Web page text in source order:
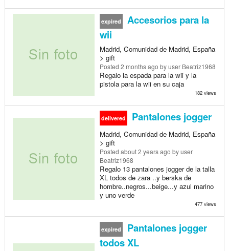
expired
Accesorios para la
wii
Madrid, Comunidad de Madrid, España
> gift
Posted 2 months ago by user Beatriz1968
Regalo la espada para la wii y la
pistola para la wii en su caja
182 views
delivered Pantalones jogger
Madrid, Comunidad de Madrid, España
> gift
Posted about 2 years ago by user
Beatriz1968
Regalo 13 pantalones jogger de la talla
XL todos de zara ..y berska de
hombre..negros...beige...y azul marino
y uno verde
477 views
expired
Pantalones jogger
todos XL